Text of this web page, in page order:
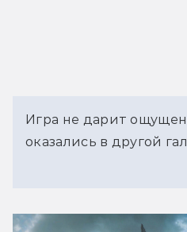
Игра не дарит
оказались в другой